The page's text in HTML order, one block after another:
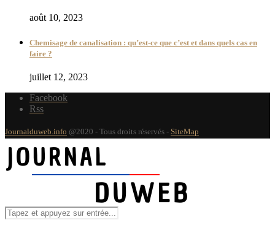
août 10, 2023
Chemisage de canalisation : qu’est-ce que c’est et dans quels cas en
faire ?
juillet 12, 2023
Facebook
Rss
Journalduweb.info @2020 - Tous droits réservés - SiteMap